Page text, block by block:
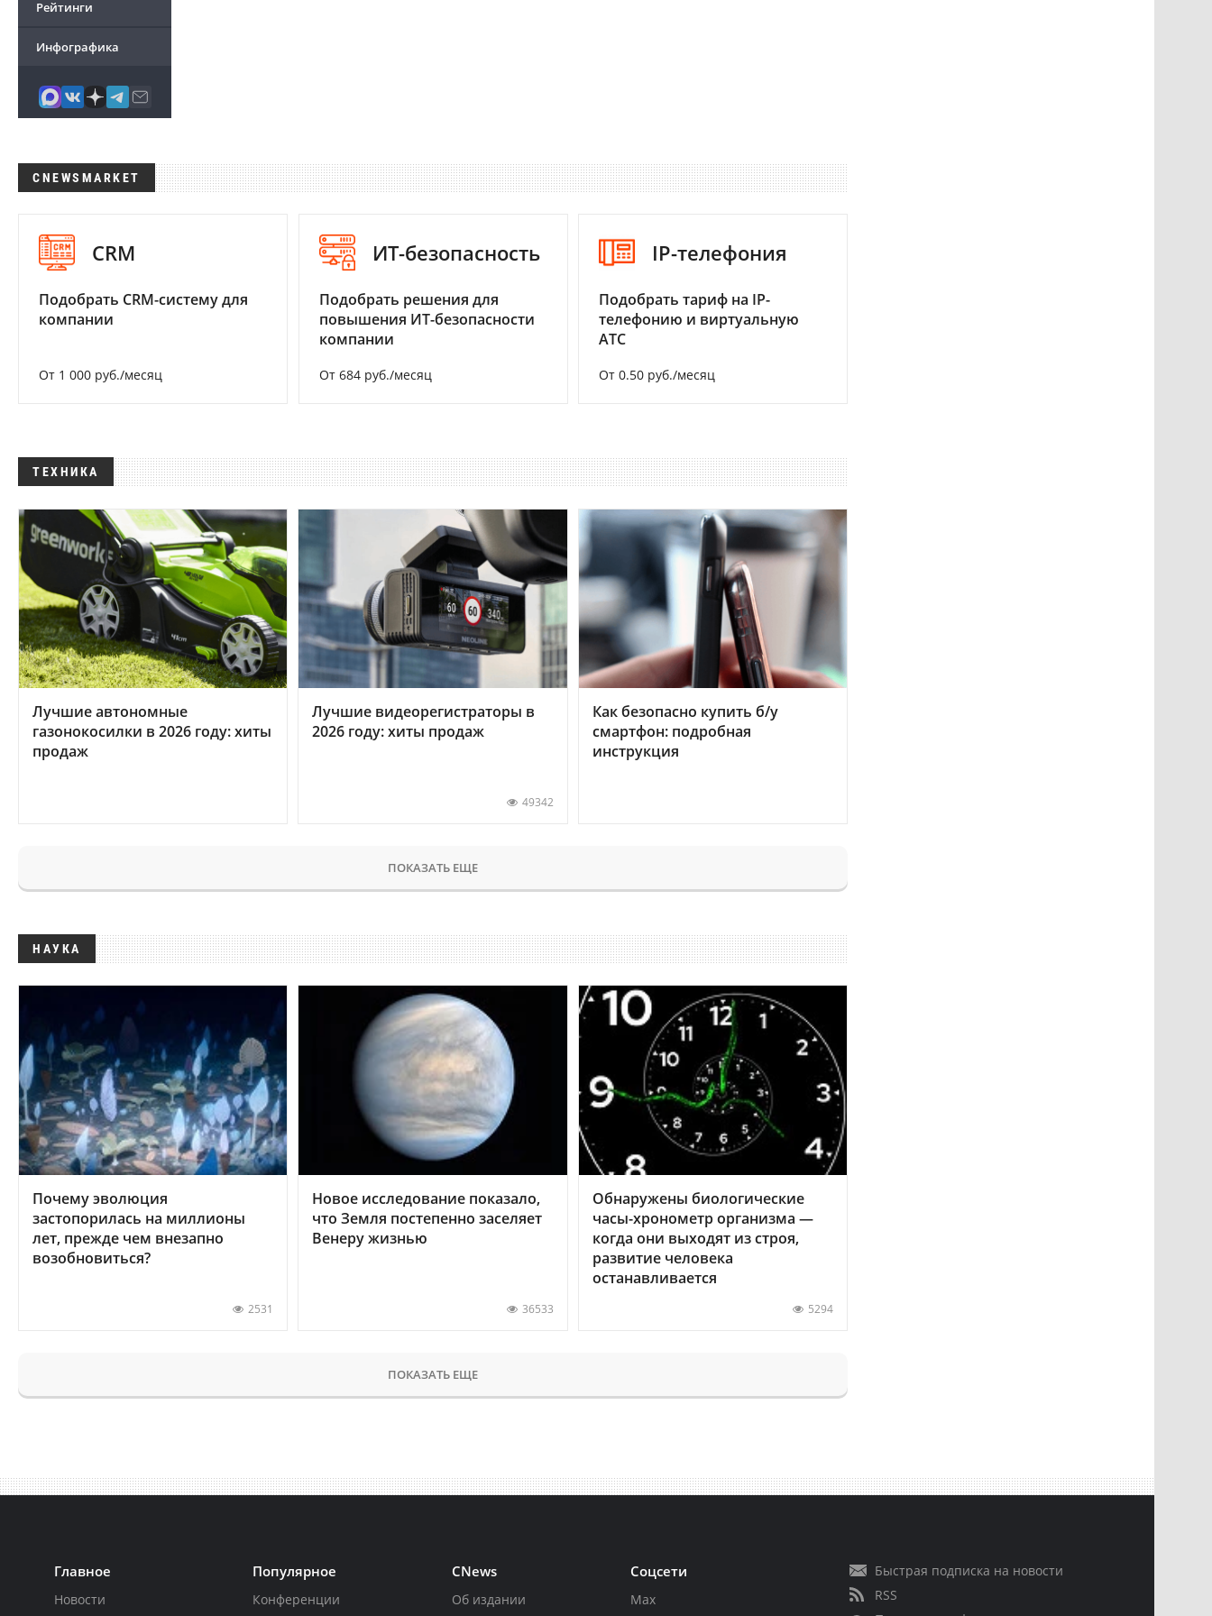
Рейтинги
Инфографика
CNEWSMARKET
CRM
Подобрать CRM-систему для
компании
От 1 000 руб./месяц
ИТ-безопасность
Подобрать решения для
повышения ИТ-безопасности
компании
От 684 руб./месяц
IP-телефония
Подобрать тариф на IP-
телефонию и виртуальную
АТС
От 0.50 руб./месяц
ТЕХНИКА
Лучшие автономные
газонокосилки в 2026 году: хиты
продаж
Лучшие видеорегистраторы в
2026 году: хиты продаж
49342
Как безопасно купить б/у
смартфон: подробная
инструкция
ПОКАЗАТЬ ЕЩЕ
НАУКА
Почему эволюция
застопорилась на миллионы
лет, прежде чем внезапно
возобновиться?
2531
Новое исследование показало,
что Земля постепенно заселяет
Венеру жизнью
36533
Обнаружены биологические
часы-хронометр организма —
когда они выходят из строя,
развитие человека
останавливается
5294
ПОКАЗАТЬ ЕЩЕ
Главное
Новости
Популярное
Конференции
CNews
Об издании
Соцсети
Max
Быстрая подписка на новости
RSS